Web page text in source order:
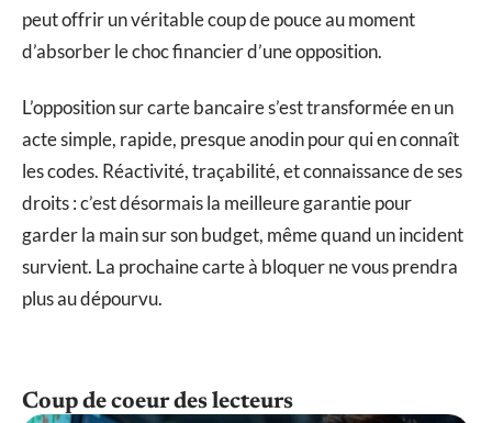
peut offrir un véritable coup de pouce au moment
d’absorber le choc financier d’une opposition.
L’opposition sur carte bancaire s’est transformée en un
acte simple, rapide, presque anodin pour qui en connaît
les codes. Réactivité, traçabilité, et connaissance de ses
droits : c’est désormais la meilleure garantie pour
garder la main sur son budget, même quand un incident
survient. La prochaine carte à bloquer ne vous prendra
plus au dépourvu.
Coup de coeur des lecteurs